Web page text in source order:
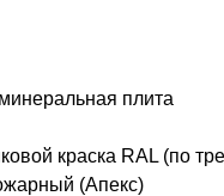
плита
краска RAL (по
(Апекс)